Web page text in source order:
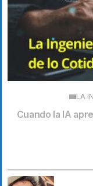
LA
Cuando la IA